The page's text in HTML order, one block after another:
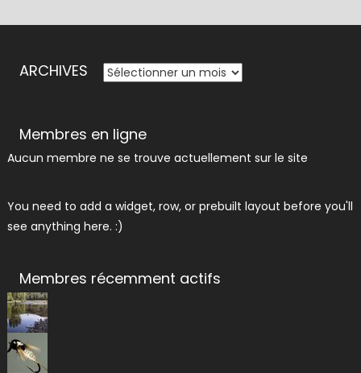
ARCHIVES ARCHIVES
Membres en ligne
Aucun membre ne se trouve actuellement sur le site
You need to add a widget, row, or prebuilt layout before you'll
see anything here. :)
Membres récemment actifs